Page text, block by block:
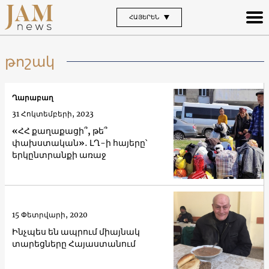
ՀԱՅԵՐԵՆ
թոշակ
«ՀՀ քաղաքացի՞, թե՞
փախստական»․ ԼՂ-ի հայերը՝
երկընտրանքի առաջ
Ղարաբաղ
31 Հոկտեմբերի, 2023
Ինչպես են ապրում միայնակ
տարեցները Հայաստանում
15 Փետրվարի, 2020